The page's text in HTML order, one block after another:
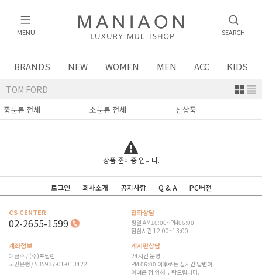
MENU SEARCH
BRANDS NEW WOMEN MEN ACC KIDS
TOM FORD
상품 준비중 입니다.
로그인 회사소개 공지사항 Q & A PC버전
CS CENTER
02-2655-1599
전화상담
평일 AM10:00~PM06:00
점심시간 12:00~13:00
계좌정보
예금주 / (주)프랄린
국민은행 / 535937-01-013422
게시판상담
24시간 운영
PM 06:00 이후로는 실시간 답변이
어려운 점 양해 부탁드립니다.